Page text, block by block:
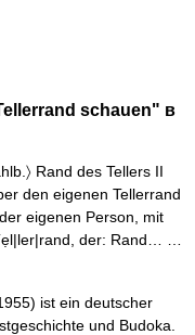
schauen" в
Rand des Tellers II
den eigenen Tellerrand
eigenen Person, mit
der: Rand… …
ist ein deutscher
und Budoka.